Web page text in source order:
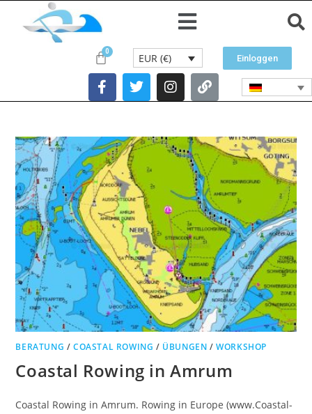
EUR (€) Einloggen
BERATUNG /COASTAL ROWING / ÜBUNGEN /WORKSHOP
Coastal Rowing in Amrum
Coastal Rowing in Amrum. Rowing in Europe (www.Coastal-